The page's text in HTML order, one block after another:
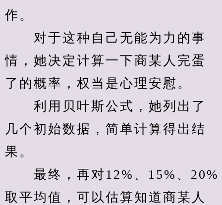
作。
对于这种自己无能为力的事
情，她决定计算一下商某人完蛋
了的概率，权当是心理安慰。
利用贝叶斯公式，她列出了
几个初始数据，简单计算得出结
果。
最终，再对12%、15%、20%
取平均值，可以估算知道商某人